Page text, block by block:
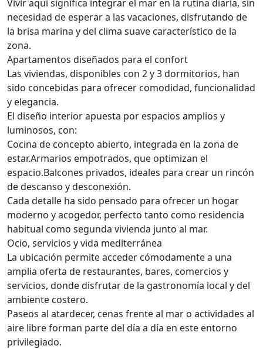
Vivir aquí significa integrar el mar en la rutina diaria, sin
necesidad de esperar a las vacaciones, disfrutando de
la brisa marina y del clima suave característico de la
zona.
Apartamentos diseñados para el confort
Las viviendas, disponibles con 2 y 3 dormitorios, han
sido concebidas para ofrecer comodidad, funcionalidad
y elegancia.
El diseño interior apuesta por espacios amplios y
luminosos, con:
Cocina de concepto abierto, integrada en la zona de
estar.Armarios empotrados, que optimizan el
espacio.Balcones privados, ideales para crear un rincón
de descanso y desconexión.
Cada detalle ha sido pensado para ofrecer un hogar
moderno y acogedor, perfecto tanto como residencia
habitual como segunda vivienda junto al mar.
Ocio, servicios y vida mediterránea
La ubicación permite acceder cómodamente a una
amplia oferta de restaurantes, bares, comercios y
servicios, donde disfrutar de la gastronomía local y del
ambiente costero.
Paseos al atardecer, cenas frente al mar o actividades al
aire libre forman parte del día a día en este entorno
privilegiado.